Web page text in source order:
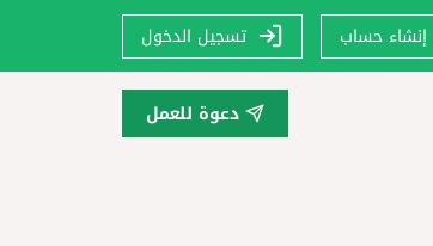
إنشاء حساب تسجيل الدخول
دعوة للعمل